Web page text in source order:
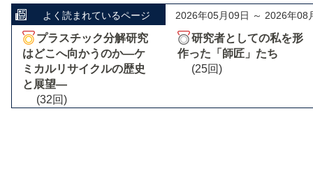
よく読まれているページ 2026年05月09日 ～ 2026年08
プラスチック分解研究
はどこへ向かうのか―ケ
ミカルリサイクルの歴史
と展望―
(32回)
研究者としての私を形
作った「師匠」たち
(25回)